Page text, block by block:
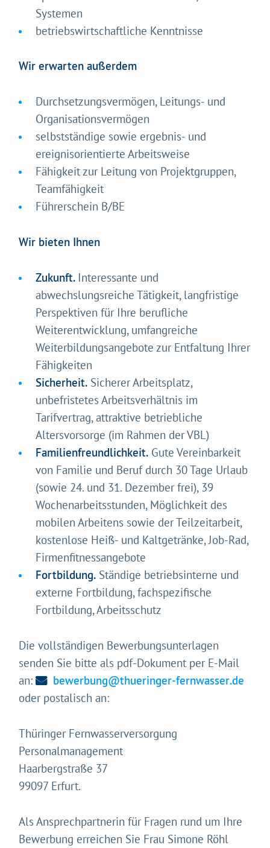
Systemen
betriebswirtschaftliche Kenntnisse
Wir erwarten außerdem
Durchsetzungsvermögen, Leitungs- und
Organisationsvermögen
selbstständige sowie ergebnis- und
ereignisorientierte Arbeitsweise
Fähigkeit zur Leitung von Projektgruppen,
Teamfähigkeit
Führerschein B/BE
Wir bieten Ihnen
Zukunft. Interessante und
abwechslungsreiche Tätigkeit, langfristige
Perspektiven für Ihre berufliche
Weiterentwicklung, umfangreiche
Weiterbildungsangebote zur Entfaltung Ihrer
Fähigkeiten
Sicherheit. Sicherer Arbeitsplatz,
unbefristetes Arbeitsverhältnis im
Tarifvertrag, attraktive betriebliche
Altersvorsorge (im Rahmen der VBL)
Familienfreundlichkeit. Gute Vereinbarkeit
von Familie und Beruf durch 30 Tage Urlaub
(sowie 24. und 31. Dezember frei), 39
Wochenarbeitsstunden, Möglichkeit des
mobilen Arbeitens sowie der Teilzeitarbeit,
kostenlose Heiß- und Kaltgetränke, Job-Rad,
Firmenfitnessangebote
Fortbildung. Ständige betriebsinterne und
externe Fortbildung, fachspezifische
Fortbildung, Arbeitsschutz
Die vollständigen Bewerbungsunterlagen
senden Sie bitte als pdf-Dokument per E-Mail
an:
bewerbung@thueringer-fernwasser.de
oder postalisch an:
Thüringer Fernwasserversorgung
Personalmanagement
Haarbergstraße 37
99097 Erfurt.
Als Ansprechpartnerin für Fragen rund um Ihre
Bewerbung erreichen Sie Frau Simone Röhl
Gleich geht's los!
Technologien auf unserer Website nutzen. Einige sind
essenziell, Youtube und Matomo helfen uns diese
Website und Ihr Erlebnis zu verbessern.
Datenschutz